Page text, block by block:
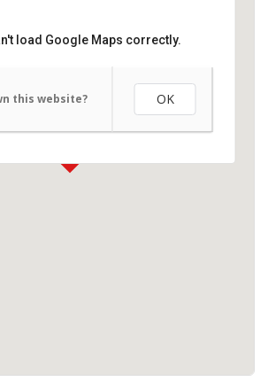
load Google Maps correctly.
this website? OK